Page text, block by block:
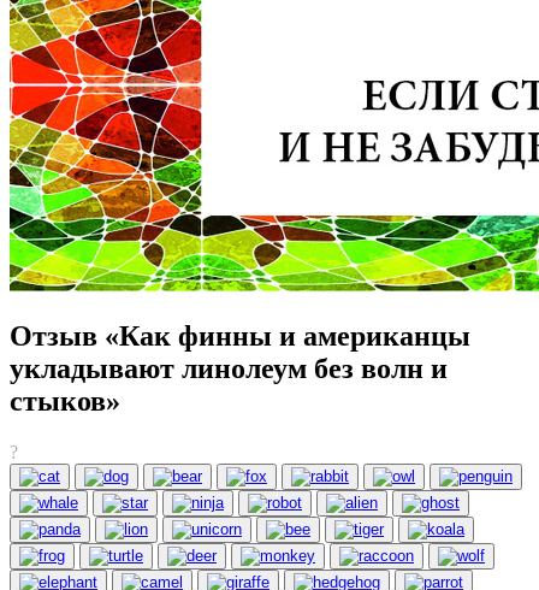
Отзыв «Как финны и американцы
укладывают линолеум без волн и
стыков»
?